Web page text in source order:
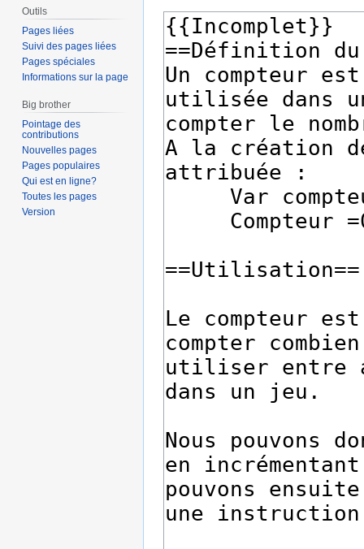
Outils
Pages liées
Suivi des pages liées
Pages spéciales
Informations sur la page
Big brother
Pointage des
contributions
Nouvelles pages
Pages populaires
Qui est en ligne?
Toutes les pages
Version